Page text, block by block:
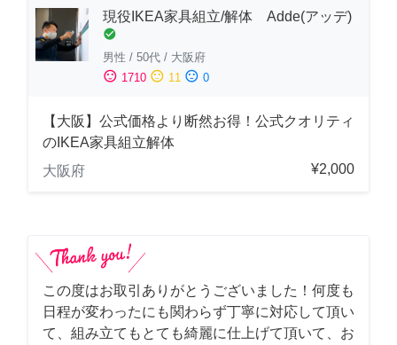
現役IKEA家具組立/解体 Adde(アッデ)
check_circle
男性 / 50代 / 大阪府
sentiment_satisfied 1710 sentiment_neutral 11 sentiment_dissatisfied 0
【大阪】公式価格より断然お得！公式クオリティ
のIKEA家具組立解体
大阪府
¥2,000
この度はお取引ありがとうございました！何度も
日程が変わったにも関わらず丁寧に対応して頂い
て、組み立てもとても綺麗に仕上げて頂いて、お